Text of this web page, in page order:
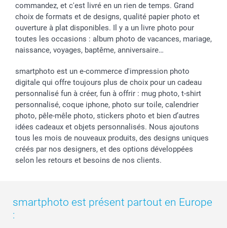
commandez, et c'est livré en un rien de temps. Grand
choix de formats et de designs, qualité papier photo et
ouverture à plat disponibles. Il y a un livre photo pour
toutes les occasions : album photo de vacances, mariage,
naissance, voyages, baptême, anniversaire…
smartphoto est un e-commerce d'impression photo
digitale qui offre toujours plus de choix pour un cadeau
personnalisé fun à créer, fun à offrir : mug photo, t-shirt
personnalisé, coque iphone, photo sur toile, calendrier
photo, pêle-mêle photo, stickers photo et bien d’autres
idées cadeaux et objets personnalisés. Nous ajoutons
tous les mois de nouveaux produits, des designs uniques
créés par nos designers, et des options développées
selon les retours et besoins de nos clients.
smartphoto est présent partout en Europe
: